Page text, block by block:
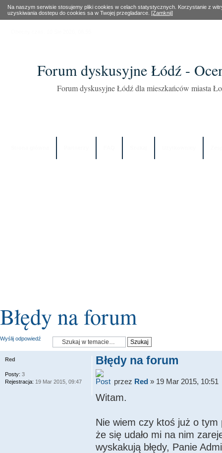
Na naszym serwisie stosujemy pliki cookies w celach statystycznych. Korzystanie z
uzyskiwania dostepu do cookies sa w Twojej przegladarce. [Zamknij]
Forum dyskusyjne Łódź -
Forum dyskusyjne Łódź dla mieszkańców miasta
Błędy na forum
Wyślij odpowiedź
Błędy na forum
przez Red» 19 Mar 2015, 10:51
Witam.
Nie wiem czy ktoś już o tym
że się udało mi na nim
wyskakują błędy, Panie
Red
Posty: 3
Rejestracja: 19 Mar 2015, 09:47